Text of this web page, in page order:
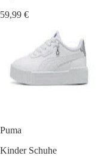
59,99 €
Puma
Kinder Schuhe